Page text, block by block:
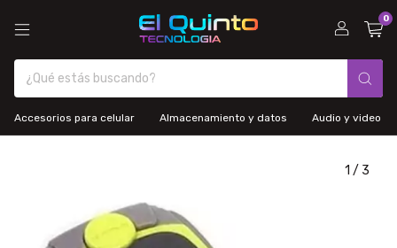
0
Accesorios para celular Almacenamiento y datos Audio y video
1 / 3